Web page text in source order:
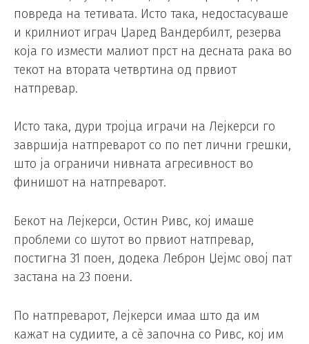
повреда на тетивата. Исто така, недостасуваше
и крилниот играч Џаред Вандербилт, резерва
која го измести малиот прст на десната рака во
текот на втората четвртина од првиот
натпревар.
Исто така, дури тројца играчи на Лејкерси го
завршија натпреварот со по пет лични грешки,
што ја ограничи нивната агресивност во
финишот на натпреварот.
Бекот на Лејкерси, Остин Ривс, кој имаше
проблеми со шутот во првиот натпревар,
постигна 31 поен, додека Леброн Џејмс овој пат
застана на 23 поени.
По натпреварот, Лејкерси имаа што да им
кажат на судиите, а сè започна со Ривс, кој им